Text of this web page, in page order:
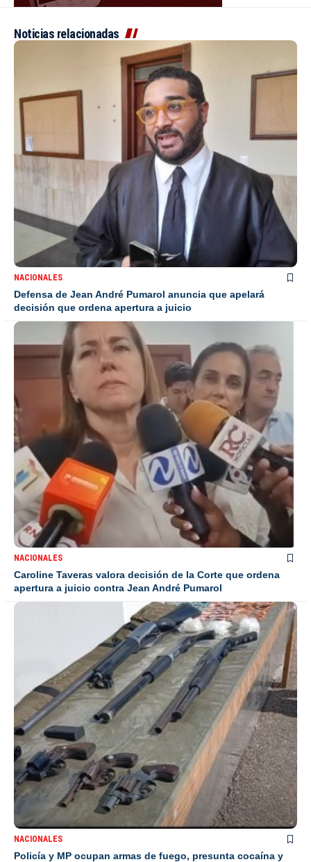
Noticias relacionadas
NACIONALES
Defensa de Jean André Pumarol anuncia que apelará
decisión que ordena apertura a juicio
NACIONALES
Caroline Taveras valora decisión de la Corte que ordena
apertura a juicio contra Jean André Pumarol
NACIONALES
Policía y MP ocupan armas de fuego, presunta cocaína y